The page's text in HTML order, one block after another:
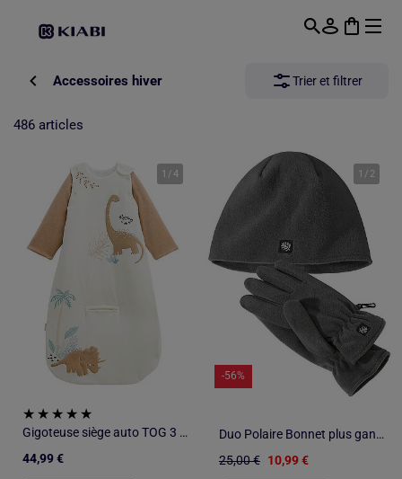
Accessoires hiver Trier et filtrer
486 articles
1 /4
Gigoteuse siège auto TOG 3 avec manches amovibles Nino
44,99 €
1 / 2
-56%
Duo Polaire Bonnet plus gants - ATLAS FOR MEN
25,00 € 10,99 €